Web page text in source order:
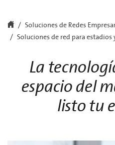
Soluciones de Redes
Soluciones de red para estadios
La
espacio del
listo tu